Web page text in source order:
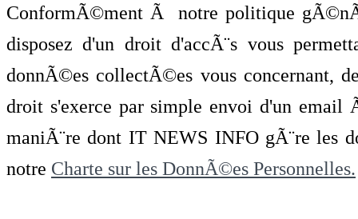
ConformÃ©ment Ã notre politique
disposez d'un droit d'accÃ¨s vous
donnÃ©es collectÃ©es vous concernant,
droit s'exerce par simple envoi d'un
maniÃ¨re dont IT NEWS INFO gÃ¨re les
notre Charte sur les DonnÃ©es Personnelles.